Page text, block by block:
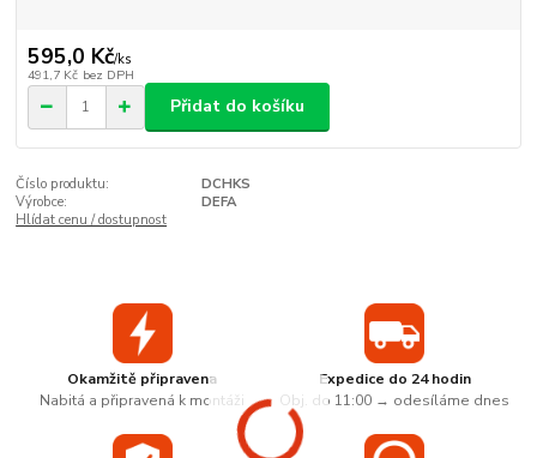
595,0 Kč/ks
491,7 Kč bez DPH
Přidat do košíku
Číslo produktu:
DCHKS
Výrobce:
DEFA
Hlídat cenu / dostupnost
Okamžitě připravena
Nabitá a připravená k montáži
Expedice do 24 hodin
Obj. do 11:00 → odesíláme dnes